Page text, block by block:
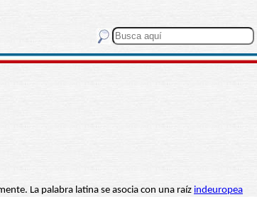
La palabra latina se asocia con una raíz indeuropea